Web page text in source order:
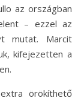
az országban
– ezzel az
mutat. Marcit
kifejezetten a
örökíthető